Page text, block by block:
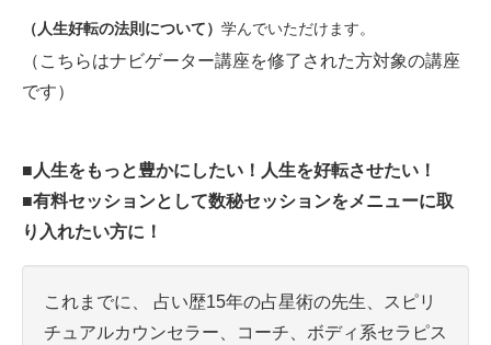
（人生好転の法則について） 学んでいただけます。
（こちらはナビゲーター講座を修了された方対象の講座
です）
■人生をもっと豊かにしたい！人生を好転させたい！
■有料セッションとして数秘セッションをメニューに取
り入れたい方に！
これまでに、 占い歴15年の占星術の先生、スピリ
チュアルカウンセラー、コーチ、ボディ系セラピス